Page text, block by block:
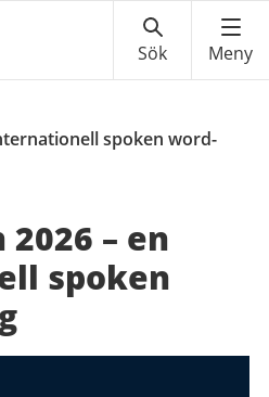
spoken word-
– en
spoken